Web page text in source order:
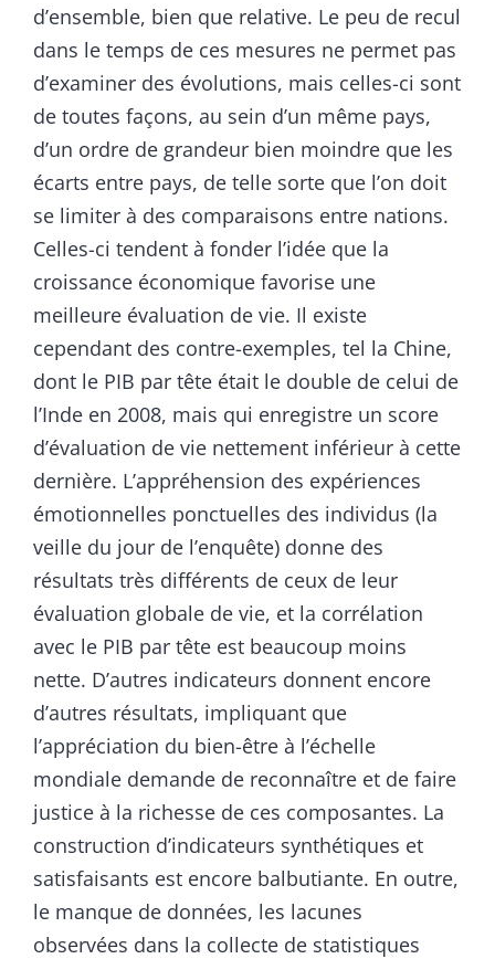
d’ensemble, bien que relative. Le peu de recul
dans le temps de ces mesures ne permet pas
d’examiner des évolutions, mais celles-ci sont
de toutes façons, au sein d’un même pays,
d’un ordre de grandeur bien moindre que les
écarts entre pays, de telle sorte que l’on doit
se limiter à des comparaisons entre nations.
Celles-ci tendent à fonder l’idée que la
croissance économique favorise une
meilleure évaluation de vie. Il existe
cependant des contre-exemples, tel la Chine,
dont le PIB par tête était le double de celui de
l’Inde en 2008, mais qui enregistre un score
d’évaluation de vie nettement inférieur à cette
dernière. L’appréhension des expériences
émotionnelles ponctuelles des individus (la
veille du jour de l’enquête) donne des
résultats très différents de ceux de leur
évaluation globale de vie, et la corrélation
avec le PIB par tête est beaucoup moins
nette. D’autres indicateurs donnent encore
d’autres résultats, impliquant que
l’appréciation du bien-être à l’échelle
mondiale demande de reconnaître et de faire
justice à la richesse de ces composantes. La
construction d’indicateurs synthétiques et
satisfaisants est encore balbutiante. En outre,
le manque de données, les lacunes
observées dans la collecte de statistiques